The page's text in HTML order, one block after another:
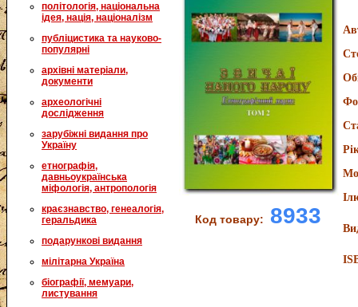
політологія, національна
ідея, нація, націоналізм
публіцистика та науково-
популярні
архівні матеріали,
документи
археологічні
дослідження
зарубіжні видання про
Україну
етнографія,
давньоукраїнська
міфологія, антропологія
краєзнавство, генеалогія,
геральдика
подарункові видання
мілітарна Україна
біографії, мемуари,
листування
Код товару: 8933